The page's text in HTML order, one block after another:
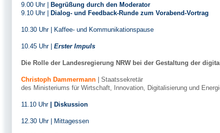
9.00 Uhr |
Begrüßung durch den Moderator
9.10 Uhr |
Dialog- und Feedback-Runde zum Vorabend-Vortrag
10.30 Uhr | Kaffee- und Kommunikationspause
10.45 Uhr | Erster Impuls
Die Rolle der Landesregierung NRW bei der Gestaltung der
Christoph Dammermann | Staatssekretär
des Ministeriums für Wirtschaft, Innovation, Digitalisierung und
11.10 Uhr | Diskussion
12.30 Uhr | Mittagessen